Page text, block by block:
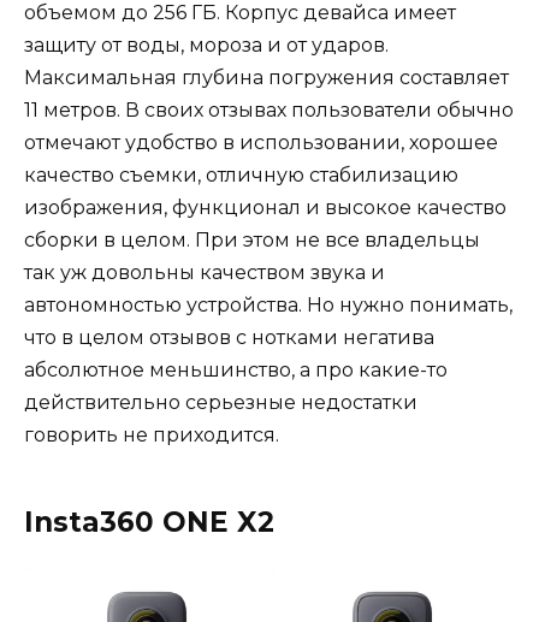
объемом до 256 ГБ. Корпус девайса имеет
защиту от воды, мороза и от ударов.
Максимальная глубина погружения составляет
11 метров. В своих отзывах пользователи обычно
отмечают удобство в использовании, хорошее
качество съемки, отличную стабилизацию
изображения, функционал и высокое качество
сборки в целом. При этом не все владельцы
так уж довольны качеством звука и
автономностью устройства. Но нужно понимать,
что в целом отзывов с нотками негатива
абсолютное меньшинство, а про какие-то
действительно серьезные недостатки
говорить не приходится.
Insta360 ONE X2